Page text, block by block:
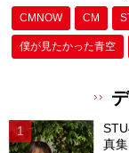
CMNOW CM
僕が⾒たかった⻘空
真集